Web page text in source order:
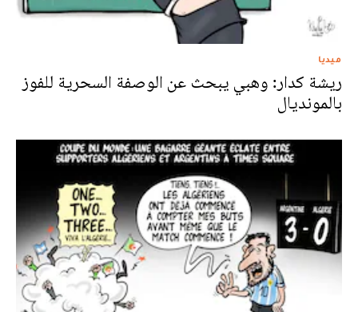
ميديا
ريشة كدار: وهبي يبحث عن الوصفة السحرية للفوز
بالمونديال